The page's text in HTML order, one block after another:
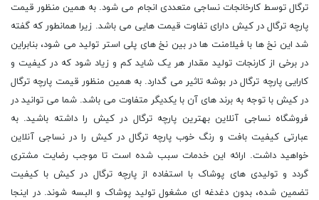
ترگال توسط کارخانجات نساجی متعددی انجام می ‌شود. به همین منظور قیمت
پارچه ترگال در کیش دارای تفاوت قیمت هایی می باشد. زیرا همانطور که گفته
شد این نخ ها با فیلامنت ها در بین نخ های پلی استر تولید می شود، بنابراین
در برخی از کارنجات تولید مقدار هر یک شاید کم و زیاد شود که در کیفیت و
کارایی پارچه ترگال در بوشه تاثیر می گدارد. به همین منظور قیمت پارچه ترگال
در کیش با توجه به برند های آن با یکدیگر متفاوت می باشد. شما می توانید در
فروشگاه نساجی آنلاین بهترین پارچه ترگال در کیش را داشته باشید. به
عبارتی کیفیت بافت و رنگ خوب پارچه ترگال در کیش را در نساجی آنلاین
خواهید داشت. ارائه این خدمات سبب شده است تا موجب رضایت مشتری
گردد و تولیدی ‌های پوشاک با استفاده از پارچه‌ ترگال در کیش با کیفیت
تضمین شده، بدون دغدغه‌ ای مشغول تولید پوشاک و البسه شوند. در اینجا